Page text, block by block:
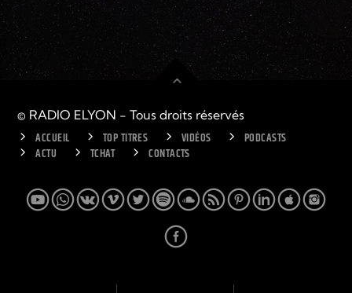
© RADIO ELYON - Tous droits réservés
ACCUEIL TOP TITRES VIDÉOS
PODCASTS
ACTU
TCHAT CONTACTS